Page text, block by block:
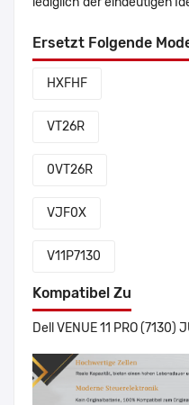
Ersetzt Folgende
HXFHF
VT26R
0VT26R
VJF0X
V11P7130
Kompatibel Zu
Dell VENUE 11 PRO (7130)